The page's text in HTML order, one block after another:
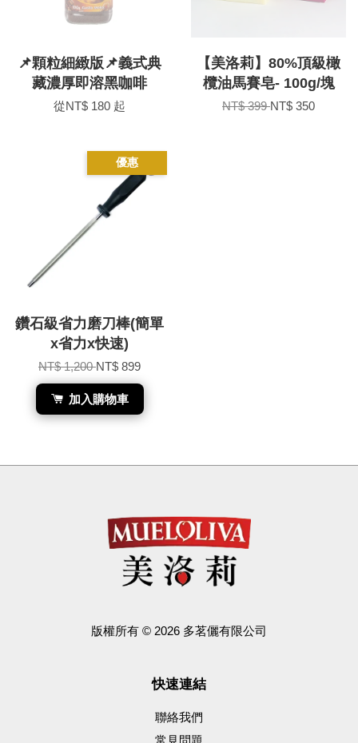
📌顆粒細緻版📌義式典
藏濃厚即溶黑咖啡
從NT$ 180 起
【美洛莉】80%頂級橄
欖油馬賽皂- 100g/塊
NT$ 399NT$ 350
優惠
鑽石級省力磨刀棒(簡單
x省力x快速)
NT$ 1,200NT$ 899
加入購物車
版權所有 © 2026 多茗儷有限公司
快速連結
聯絡我們